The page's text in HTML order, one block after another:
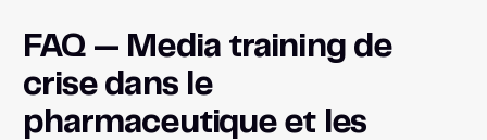
FAQ — Media training de
crise dans le
pharmaceutique et les